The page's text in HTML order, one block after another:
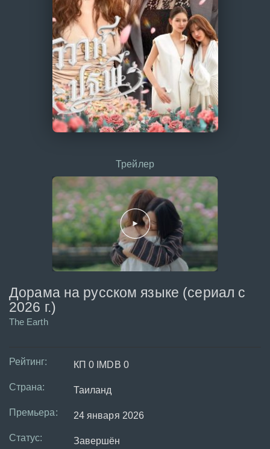
Дорама на русском языке (сериал с
2026 г.)
The Earth
Рейтинг: КП 0 IMDB 0
Страна: Таиланд
Премьера: 24 января 2026
Статус: Завершён
Трейлер